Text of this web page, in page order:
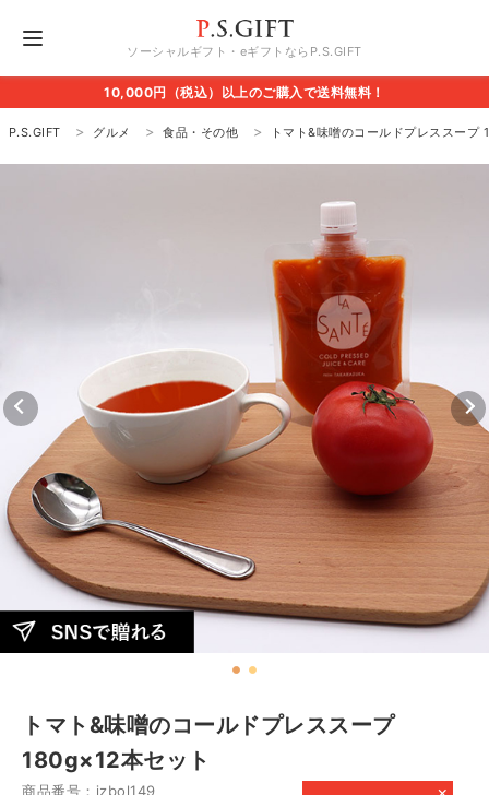
ソーシャルギフト・eギフトならP.S.GIFT
10,000円（税込）以上のご購入で送料無料！
P.S.GIFT グルメ 食品・その他 トマト&味噌のコールドプレススープ
トマト&味噌のコールドプレススープ
180g×12本セット
商品番号：jzbol149